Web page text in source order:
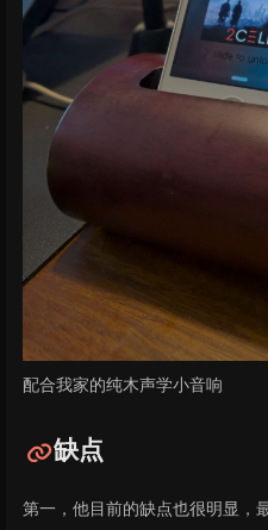
配合我家的纯木声学小音响
缺点
第一，他目前的缺点也很明显，